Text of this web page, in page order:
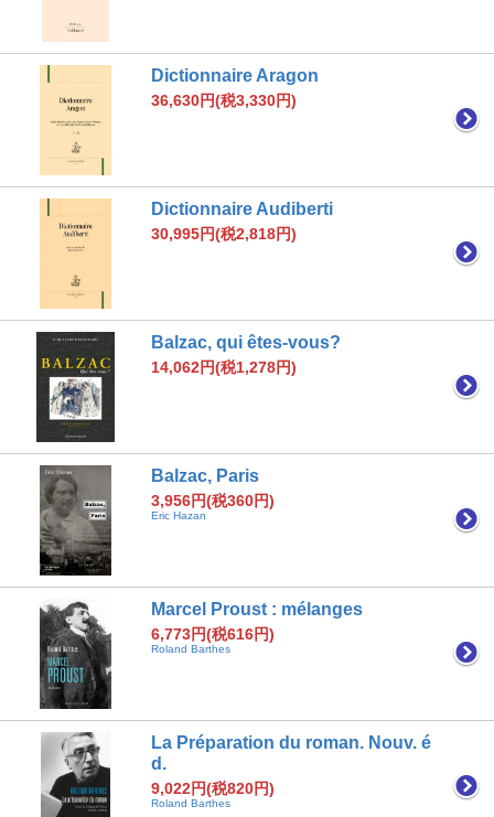
Dictionnaire Aragon
36,630円(税3,330円)
Dictionnaire Audiberti
30,995円(税2,818円)
Balzac, qui êtes-vous?
14,062円(税1,278円)
Balzac, Paris
3,956円(税360円)
Eric Hazan
Marcel Proust : mélanges
6,773円(税616円)
Roland Barthes
La Préparation du roman. Nouv. é
d.
9,022円(税820円)
Roland Barthes